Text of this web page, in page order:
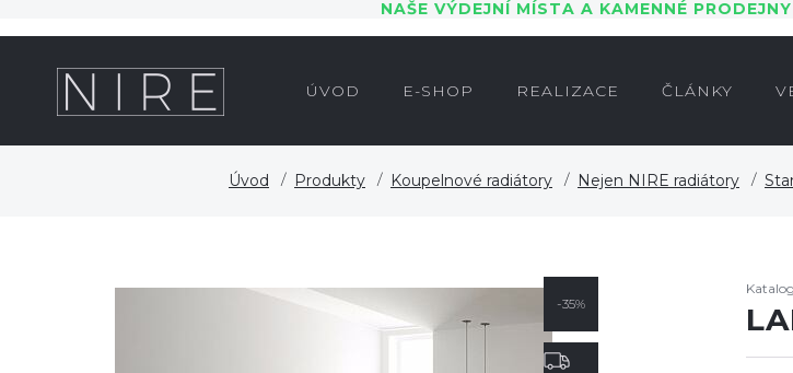
NAŠE VÝDEJNÍ MÍSTA A KAMENNÉ PRODEJNY
ÚVOD E-SHOP REALIZACE ČLÁNKY
Úvod Produkty Koupelnové radiátory Nejen NIRE radiátory
-35%